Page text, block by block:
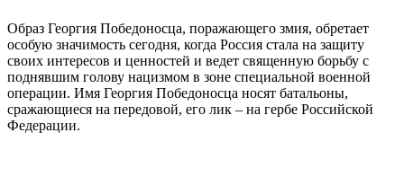
Образ Георгия Победоносца, поражающего змия, обретает
особую значимость сегодня, когда Россия стала на защиту
своих интересов и ценностей и ведет священную борьбу с
поднявшим голову нацизмом в зоне специальной военной
операции. Имя Георгия Победоносца носят батальоны,
сражающиеся на передовой, его лик – на гербе Российской
Федерации.